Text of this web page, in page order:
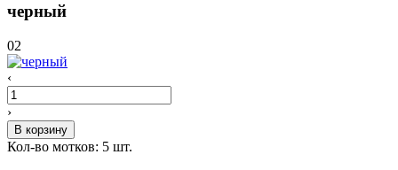
черный
02
‹
›
В корзину
Кол-во мотков: 5 шт.